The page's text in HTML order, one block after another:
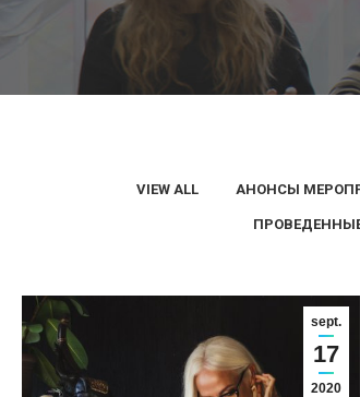
VIEW ALL АНОНСЫ
sept.
17
2020